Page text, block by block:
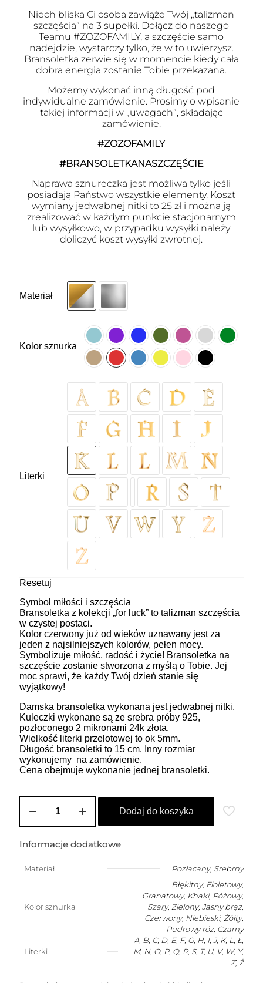
Niech bliska Ci osoba zawiąże Twój „talizman
szczęścia” na 3 supełki. Dołącz do naszego
Teamu #ZOZOFAMILY, a szczęście samo
nadejdzie, wystarczy tylko, że w to uwierzysz.
Bransoletka zerwie się w momencie kiedy cała
dobra energia zostanie Tobie przekazana.
Możemy wykonać inną długość pod
indywidualne zamówienie. Prosimy o wpisanie
takiej informacji w „uwagach”, składając
zamówienie.
#ZOZOFAMILY
#BRANSOLETKANASZCZĘŚCIE
Naprawa sznureczka jest możliwa tylko jeśli
posiadają Państwo wszystkie elementy. Koszt
wymiany jedwabnej nitki to 25 zł i można ją
zrealizować w każdym punkcie stacjonarnym
lub wysyłkowo, w przypadku wysyłki należy
doliczyć koszt wysyłki zwrotnej.
Materiał
Kolor sznurka
Literki
Resetuj
Symbol miłości i szczęścia
Bransoletka z kolekcji „for luck” to talizman szczęścia
w czystej postaci.
Kolor czerwony już od wieków uznawany jest za
jeden z najsilniejszych kolorów, pełen mocy.
Symbolizuje miłość, radość i życie! Bransoletka na
szczęście zostanie stworzona z myślą o Tobie. Jej
moc sprawi, że każdy Twój dzień stanie się
wyjątkowy!
Damska bransoletka wykonana jest jedwabnej nitki.
Kuleczki wykonane są ze srebra próby 925,
pozłoconego 2 mikronami 24k złota.
Wielkość literki przelotowej to ok 5mm.
Długość bransoletki to 15 cm. Inny rozmiar
wykonujemy na zamówienie.
Cena obejmuje wykonanie jednej bransoletki.
Bransoletka
niemowlaka
dowolną
literką
Dodaj do koszyka
Informacje dodatkowe
Materiał Pozłacany, Srebrny
Kolor sznurka
Błękitny, Fioletowy,
Granatowy, Khaki, Różowy,
Szary, Zielony, Jasny brąz,
Czerwony, Niebieski, Żółty,
Pudrowy róż, Czarny
Literki
A, B, C, D, E, F, G, H, I, J, K, L, Ł,
M, N, O, P, Q, R, S, T, U, V, W, Y,
Z, Ż